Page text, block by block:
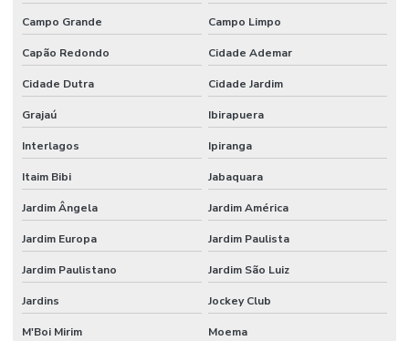
Campo Grande Campo Limpo
Capão Redondo Cidade Ademar
Cidade Dutra Cidade Jardim
Grajaú Ibirapuera
Interlagos Ipiranga
Itaim Bibi Jabaquara
Jardim Ângela Jardim América
Jardim Europa Jardim Paulista
Jardim Paulistano Jardim São Luiz
Jardins Jockey Club
M'Boi Mirim Moema